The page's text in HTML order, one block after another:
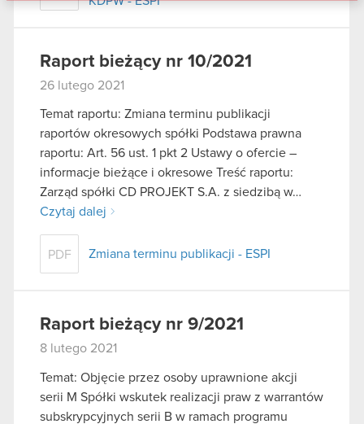
używanie plików cookie.
Raport bieżący nr 10/2021
26 lutego 2021
Temat raportu: Zmiana terminu publikacji
raportów okresowych spółki Podstawa prawna
raportu: Art. 56 ust. 1 pkt 2 Ustawy o ofercie –
informacje bieżące i okresowe Treść raportu:
Zarząd spółki CD PROJEKT S.A. z siedzibą w…
Czytaj dalej
PDF Zmiana terminu publikacji - ESPI
Raport bieżący nr 9/2021
8 lutego 2021
Temat: Objęcie przez osoby uprawnione akcji
serii M Spółki wskutek realizacji praw z warrantów
subskrypcyjnych serii B w ramach programu